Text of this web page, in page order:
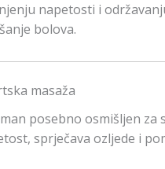
napetosti i
bolova.
masaža
posebno osmišljen za
sprječava ozljede i